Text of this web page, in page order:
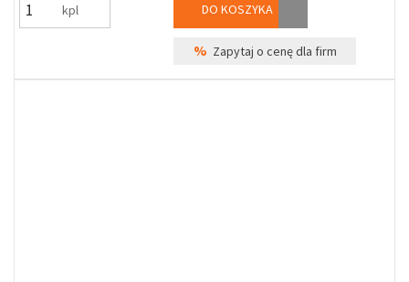
kpl DO KOSZYKA
% Zapytaj o cenę dla firm